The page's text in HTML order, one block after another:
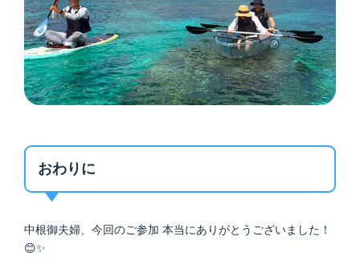
おわりに
中根御夫婦、今回のご参加 本当にありがとうございました！
😊✨